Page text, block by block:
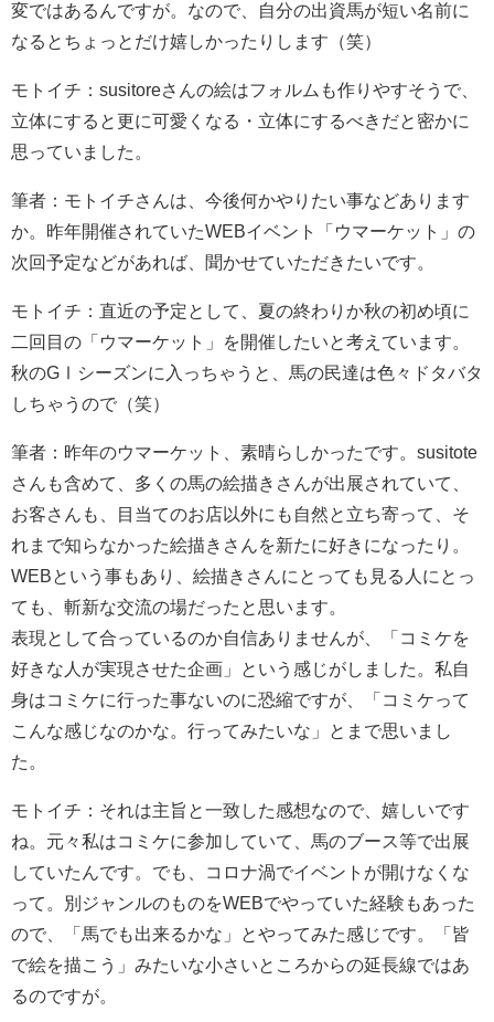
変ではあるんですが。なので、自分の出資馬が短い名前に
なるとちょっとだけ嬉しかったりします（笑）
モトイチ：susitoreさんの絵はフォルムも作りやすそうで、
立体にすると更に可愛くなる・立体にするべきだと密かに
思っていました。
筆者：モトイチさんは、今後何かやりたい事などあります
か。昨年開催されていたWEBイベント「ウマーケット」の
次回予定などがあれば、聞かせていただきたいです。
モトイチ：直近の予定として、夏の終わりか秋の初め頃に
二回目の「ウマーケット」を開催したいと考えています。
秋のGⅠシーズンに入っちゃうと、馬の民達は色々ドタバタ
しちゃうので（笑）
筆者：昨年のウマーケット、素晴らしかったです。susitote
さんも含めて、多くの馬の絵描きさんが出展されていて、
お客さんも、目当てのお店以外にも自然と立ち寄って、そ
れまで知らなかった絵描きさんを新たに好きになったり。
WEBという事もあり、絵描きさんにとっても見る人にとっ
ても、斬新な交流の場だったと思います。
表現として合っているのか自信ありませんが、「コミケを
好きな人が実現させた企画」という感じがしました。私自
身はコミケに行った事ないのに恐縮ですが、「コミケって
こんな感じなのかな。行ってみたいな」とまで思いまし
た。
モトイチ：それは主旨と一致した感想なので、嬉しいです
ね。元々私はコミケに参加していて、馬のブース等で出展
していたんです。でも、コロナ渦でイベントが開けなくな
って。別ジャンルのものをWEBでやっていた経験もあった
ので、「馬でも出来るかな」とやってみた感じです。「皆
で絵を描こう」みたいな小さいところからの延長線ではあ
るのですが。